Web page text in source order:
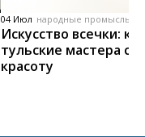
04 Июл народные промыслы,
Искусство всечки: как
тульские мастера
красоту